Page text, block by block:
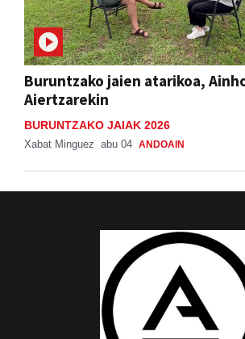
Buruntzako jaien atarikoa,
Aiertzarekin
BURUNTZAKO JAIAK 2026
Xabat Minguez abu 04 ANDOAIN